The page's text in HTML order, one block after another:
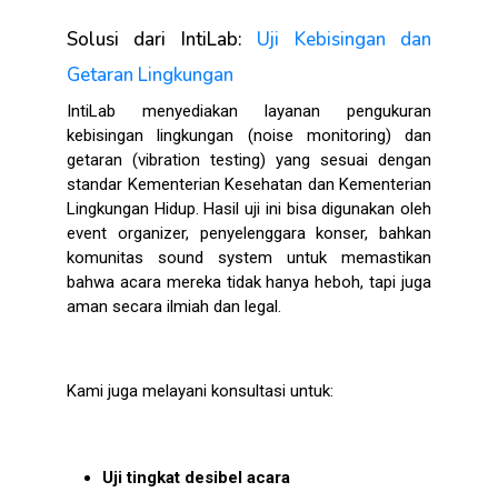
Solusi dari IntiLab: Uji Kebisingan dan
Getaran Lingkungan
IntiLab menyediakan layanan pengukuran
kebisingan lingkungan (noise monitoring) dan
getaran (vibration testing) yang sesuai dengan
standar Kementerian Kesehatan dan Kementerian
Lingkungan Hidup. Hasil uji ini bisa digunakan oleh
event organizer, penyelenggara konser, bahkan
komunitas sound system untuk memastikan
bahwa acara mereka tidak hanya heboh, tapi juga
aman secara ilmiah dan legal
Kami juga melayani konsultasi untuk:
Uji tingkat desibel acara